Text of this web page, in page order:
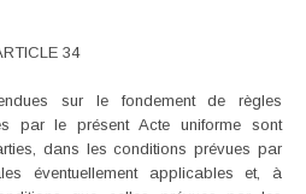
34
sur le fondement de règles
par le présent Acte uniforme sont
dans les conditions prévues par
éventuellement applicables et, à